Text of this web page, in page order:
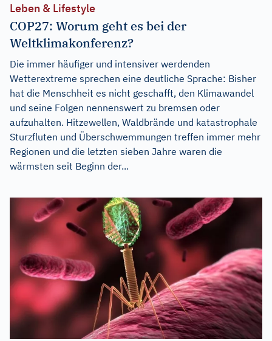
Leben & Lifestyle
COP27: Worum geht es bei der
Weltklimakonferenz?
Die immer häufiger und intensiver werdenden
Wetterextreme sprechen eine deutliche Sprache: Bisher
hat die Menschheit es nicht geschafft, den Klimawandel
und seine Folgen nennenswert zu bremsen oder
aufzuhalten. Hitzewellen, Waldbrände und katastrophale
Sturzfluten und Überschwemmungen treffen immer mehr
Regionen und die letzten sieben Jahre waren die
wärmsten seit Beginn der...